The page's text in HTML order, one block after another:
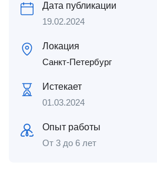
Дата публикации
19.02.2024
Локация
Санкт-Петербург
Истекает
01.03.2024
Опыт работы
От 3 до 6 лет